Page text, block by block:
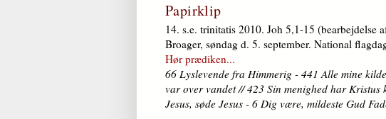
Papirklip
14. s.e. trinitatis 2010. Joh 5,1-15 (bearbejdelse
Broager, søndag d. 5. september. National
Hør prædiken...
66 Lyslevende fra Himmerig - 441 Alle mine
var over vandet // 423 Sin menighed har
Jesus, søde Jesus - 6 Dig være, mildeste Gud